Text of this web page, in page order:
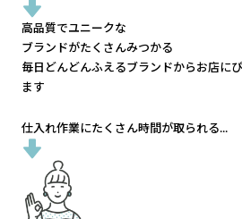
高品質でユニークな
ブランドがたくさんみつかる
毎日どんどんふえるブランドからお店に
ます
仕入れ作業にたくさん時間が取られる...